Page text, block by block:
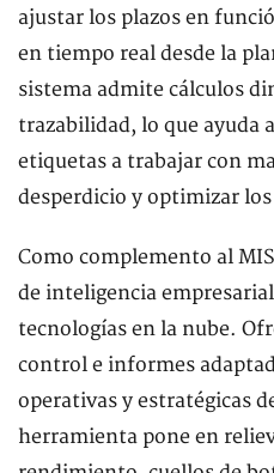
ajustar los plazos en
en tiempo real desde la
sistema admite cálculos
trazabilidad, lo que ayuda
etiquetas a trabajar con
desperdicio y optimizar
Como complemento al
de inteligencia
tecnologías en la nube.
control e informes
operativas y estratégicas
herramienta pone en